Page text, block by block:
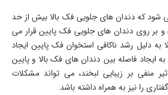
شود که دندان های جلویی فک بالا بیش از حد
بر روی دندان های جلویی فک پایین قرار می
دلیل رشد ناکافی استخوان فک پایین ایجاد
ایجاد فاصله بین دندان های فک بالا و پایین
منفی بر زیبایی لبخند، می تواند مشکلات
را نیز به همراه داشته باشد.